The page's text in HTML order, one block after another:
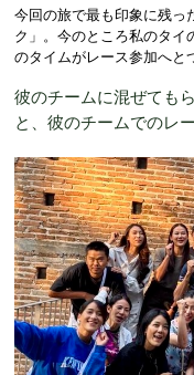
今回の旅で最も印象に残っ
ク」。今のところ私のタイ
のタイムがレース参加へと
彼のチームに混ぜても
と、彼のチームでのレ